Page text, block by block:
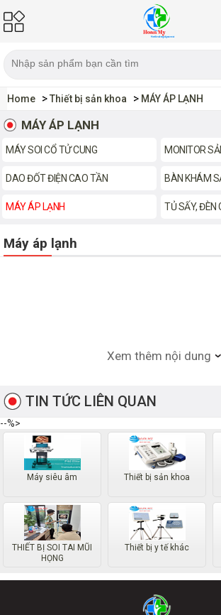
Home Thiết bị sản khoa MÁY ÁP LẠNH
MÁY ÁP LẠNH
MÁY SOI CỔ TỬ CUNG MONITOR
DAO ĐỐT ĐIỆN CAO TẦN BÀN KHÁM
MÁY ÁP LẠNH TỦ SẤY, ĐÈN
Máy áp lạnh
Xem thêm nội dung
TIN TỨC LIÊN QUAN
--%>
Máy siêu âm Thiết bị sản khoa
THIẾT BỊ SOI TAI MŨI
HỌNG
Thiết bị y tế khác